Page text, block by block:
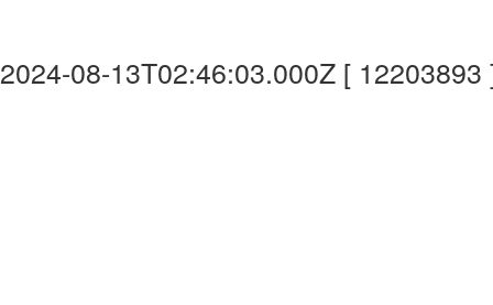
2024-08-13T02:46:03.000Z [ 12203893